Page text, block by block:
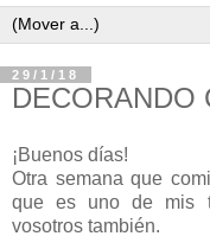
29/1/18
DECORANDO
¡Buenos días!
Otra semana que
que es uno de mis
vosotros también.